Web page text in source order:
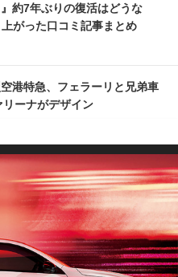
約7年ぶりの復活はどうな
がった口コミ記事まとめ
港特急、フェラーリと兄弟車
ーナがデザイン